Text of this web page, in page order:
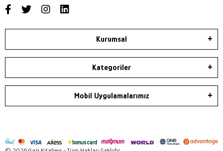
Kurumsal
Kategoriler
Mobil Uygulamalarımız